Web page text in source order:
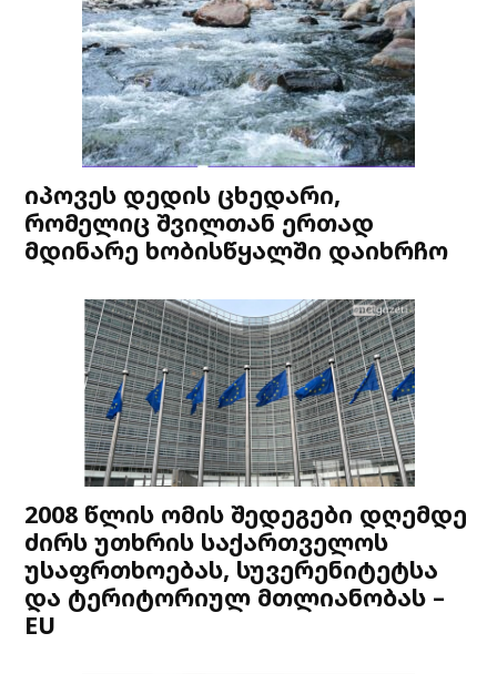
იპოვეს დედის ცხედარი,
რომელიც შვილთან ერთად
მდინარე ხობისწყალში დაიხრჩო
2008 წლის ომის შედეგები დღემდე
ძირს უთხრის საქართველოს
უსაფრთხოებას, სუვერენიტეტსა
და ტერიტორიულ მთლიანობას –
EU